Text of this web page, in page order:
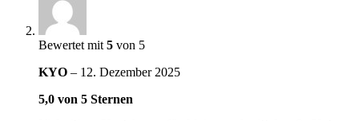
Bewertet mit 5 von 5
KYO – 12. Dezember 2025
5,0 von 5 Sternen